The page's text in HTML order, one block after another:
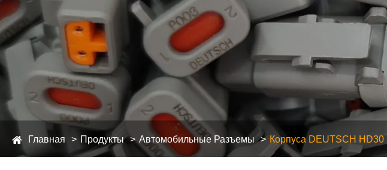
Главная Продукты Автомобильные Разъемы Корпуса DEUTSCH HD30